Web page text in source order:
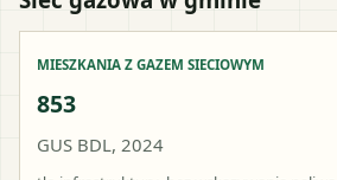
MIESZKANIA Z GAZEM SIECIOWYM
853
GUS BDL, 2024